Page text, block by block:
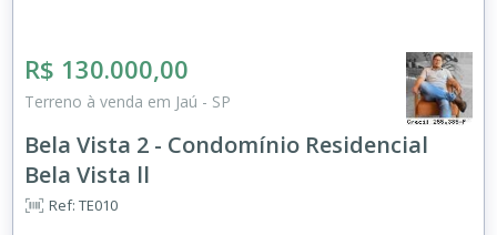
R$ 130.000,00
Terreno à venda em Jaú - SP
Bela Vista 2 - Condomínio Residencial
Bela Vista ll
Ref: TE010